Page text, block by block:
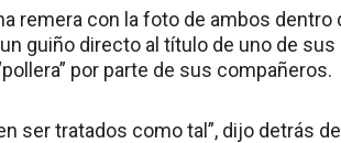
remera con la foto de ambos dentro
un guiño directo al título de uno de sus
por parte de sus compañeros.
ser tratados como tal”, dijo detrás de